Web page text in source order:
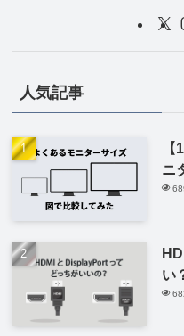
人気記事
ニ
い